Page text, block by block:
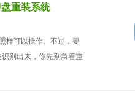
重装系统
样可以操作。不过，要
别出来，你先别急着重